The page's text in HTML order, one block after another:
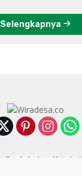
Selengkapnya
Redaksi Kontak